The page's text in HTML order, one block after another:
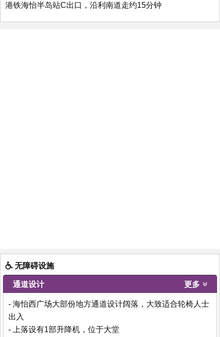
港铁海怡半岛站C出口，沿利南道走约15分钟
无障碍设施
通道设计 更多
- 海怡西广场大部份地方通道设计阔落，大致适合轮椅人士
出入
- 上落设有1部升降机，位于大堂